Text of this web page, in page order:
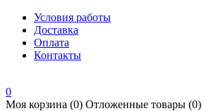
Условия работы
Доставка
Оплата
Контакты
0
Моя корзина (0) Отложенные товары (0)